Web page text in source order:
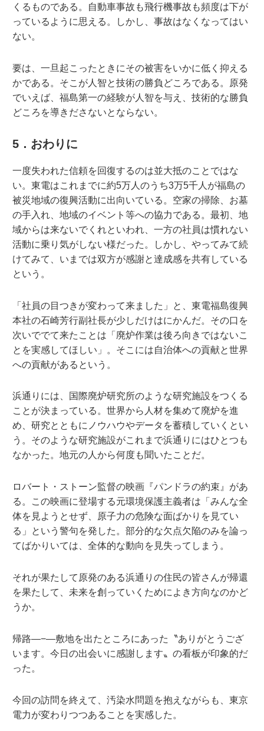
くるものである。自動車事故も飛行機事故も頻度は下が
っているように思える。しかし、事故はなくなってはい
ない。
要は、一旦起こったときにその被害をいかに低く抑える
かである。そこが人智と技術の勝負どころである。原発
でいえば、福島第一の経験が人智を与え、技術的な勝負
どころを導きださないとならない。
5．おわりに
一度失われた信頼を回復するのは並大抵のことではな
い。東電はこれまでに約5万人のうち3万5千人が福島の
被災地域の復興活動に出向いている。空家の掃除、お墓
の手入れ、地域のイベント等への協力である。最初、地
域からは来ないでくれといわれ、一方の社員は慣れない
活動に乗り気がしない様だった。しかし、やってみて続
けてみて、いまでは双方が感謝と達成感を共有している
という。
「社員の目つきが変わって来ました」と、東電福島復興
本社の石崎芳行副社長が少しだけはにかんだ。その口を
次いででて来たことは「廃炉作業は後ろ向きではないこ
とを実感してほしい」。そこには自治体への貢献と世界
への貢献があるという。
浜通りには、国際廃炉研究所のような研究施設をつくる
ことが決まっている。世界から人材を集めて廃炉を進
め、研究とともにノウハウやデータを蓄積していくとい
う。そのような研究施設がこれまで浜通りにはひとつも
なかった。地元の人から何度も聞いたことだ。
ロバート・ストーン監督の映画『パンドラの約束』があ
る。この映画に登場する元環境保護主義者は「みんな全
体を見ようとせず、原子力の危険な面ばかりを見てい
る」という警句を発した。部分的な欠点欠陥のみを論っ
てばかりいては、全体的な動向を見失ってしまう。
それが果たして原発のある浜通りの住民の皆さんが帰還
を果たして、未来を創っていくためによき方向なのかど
うか。
帰路—−—敷地を出たところにあった〝ありがとうござ
います。今日の出会いに感謝します〟の看板が印象的だ
った。
今回の訪問を終えて、汚染水問題を抱えながらも、東京
電力が変わりつつあることを実感した。